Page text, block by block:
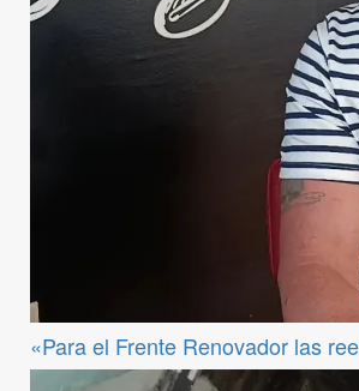
«Para el Frente Renovador las